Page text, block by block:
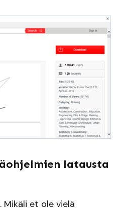
latausta
Mikäli et ole vielä